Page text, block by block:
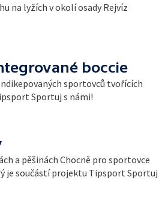
na lyžích v okolí osady Rejvíz
boccie
sportovců tvořících
Sportuj s námi!
a pěšinách Chocně pro sportovce
je součástí projektu Tipsport Sportuj